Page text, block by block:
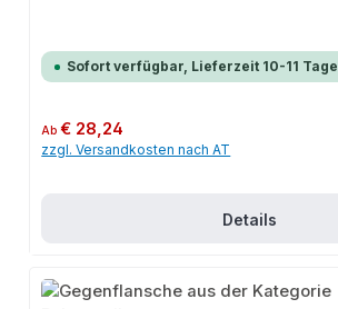
Sofort verfügbar, Lieferzeit 10-11 Tage
Regulärer Preis:
Ab€ 28,24
zzgl. Versandkosten nach AT
Details